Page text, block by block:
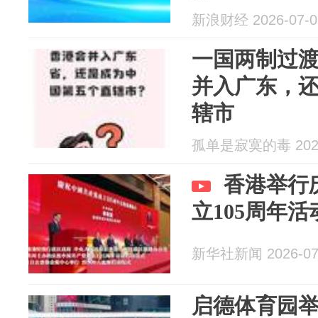
新浪财经 2026-07-
一国两制过
并入广东，
辖市
孤单是寂寞的毒
香港举行
立105周年活
新华社新闻 2026-
启德体育园